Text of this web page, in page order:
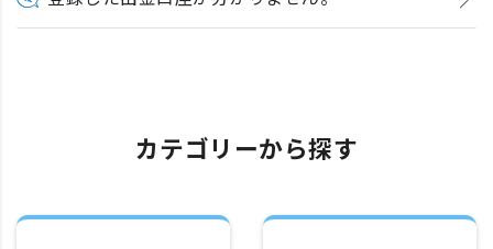
カテゴリーから探す